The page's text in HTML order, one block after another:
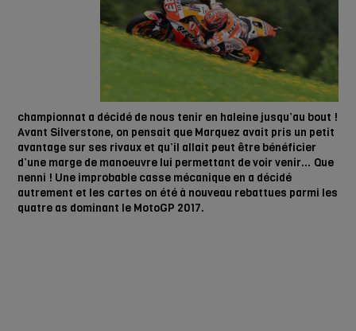
championnat a décidé de nous tenir en haleine jusqu’au bout !
Avant Silverstone, on pensait que Marquez avait pris un petit
avantage sur ses rivaux et qu’il allait peut être bénéficier
d’une marge de manoeuvre lui permettant de voir venir… Que
nenni ! Une improbable casse mécanique en a décidé
autrement et les cartes on été à nouveau rebattues parmi les
quatre as dominant le MotoGP 2017.